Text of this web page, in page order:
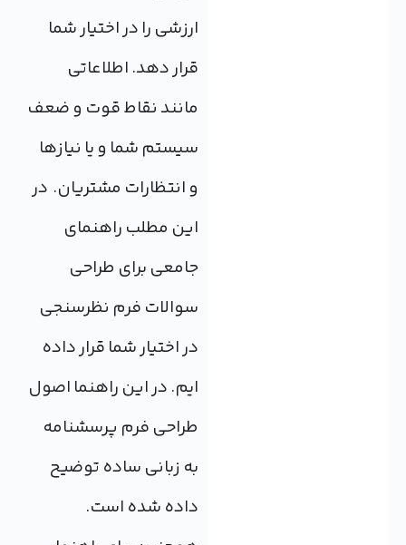
ارزشی را در اختیار شما
قرار دهد. اطلاعاتی
مانند نقاط قوت و ضعف
سیستم شما و یا نیازها
و انتظارات مشتریان. در
این مطلب راهنمای
جامعی برای طراحی
سوالات فرم نظرسنجی
در اختیار شما قرار داده
ایم. در این راهنما اصول
طراحی فرم پرسشنامه
به زبانی ساده توضیح
داده شده است.